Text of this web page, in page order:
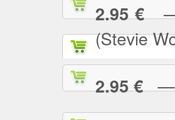
2.95 €—
(Stevie
2.95 €—